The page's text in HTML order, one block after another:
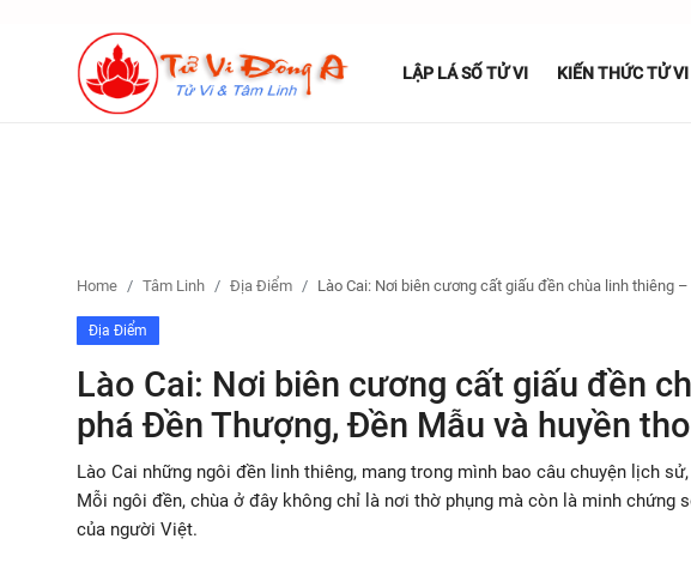
LẬP LÁ SỐ TỬ VI KIẾN THỨC TỬ VI
Tâm Linh
Giải mã giấc mơ
Liên Hệ
Home Tâm Linh Địa Điểm Lào Cai: Nơi biên cương cất giấu đền chùa linh thiêng
Địa Điểm
Lào Cai: Nơi biên cương cất giấu đền
phá Đền Thượng, Đền Mẫu và huyền
Lào Cai những ngôi đền linh thiêng, mang trong mình bao câu chuyện lịch
Mỗi ngôi đền, chùa ở đây không chỉ là nơi thờ phụng mà còn là minh chứng
của người Việt.